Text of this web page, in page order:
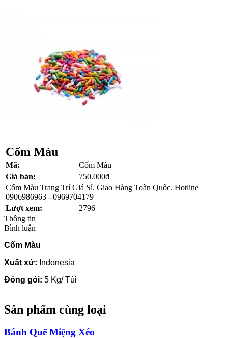
Cốm Màu
Mã:
Cốm Màu
Giá bán:
750.000đ
Cốm Màu Trang Trí Giá Sỉ. Giao Hàng Toàn Quốc. Hotline
0906986963 - 0969704179
Lượt xem:
2796
Thông tin
Bình luận
Cốm Màu
Xuất xứ: Indonesia
Đóng gói: 5 Kg/ Túi
Sản phẩm cùng loại
Bánh Quế Miệng Xéo